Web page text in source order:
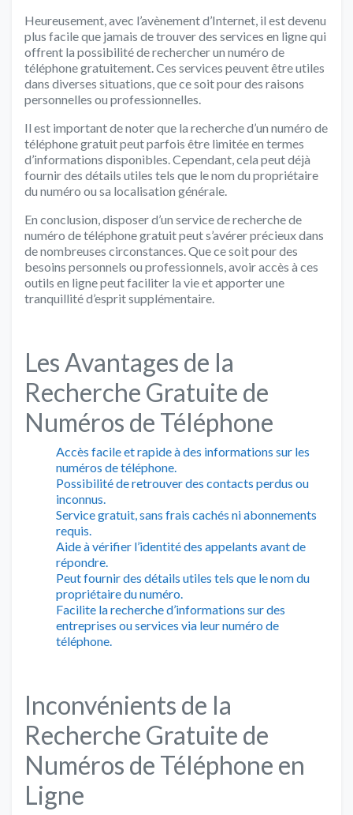
Heureusement, avec l’avènement d’Internet, il est devenu
plus facile que jamais de trouver des services en ligne qui
offrent la possibilité de rechercher un numéro de
téléphone gratuitement. Ces services peuvent être utiles
dans diverses situations, que ce soit pour des raisons
personnelles ou professionnelles.
Il est important de noter que la recherche d’un numéro de
téléphone gratuit peut parfois être limitée en termes
d’informations disponibles. Cependant, cela peut déjà
fournir des détails utiles tels que le nom du propriétaire
du numéro ou sa localisation générale.
En conclusion, disposer d’un service de recherche de
numéro de téléphone gratuit peut s’avérer précieux dans
de nombreuses circonstances. Que ce soit pour des
besoins personnels ou professionnels, avoir accès à ces
outils en ligne peut faciliter la vie et apporter une
tranquillité d’esprit supplémentaire.
Les Avantages de la
Recherche Gratuite de
Numéros de Téléphone
Accès facile et rapide à des informations sur les
numéros de téléphone.
Possibilité de retrouver des contacts perdus ou
inconnus.
Service gratuit, sans frais cachés ni abonnements
requis.
Aide à vérifier l’identité des appelants avant de
répondre.
Peut fournir des détails utiles tels que le nom du
propriétaire du numéro.
Facilite la recherche d’informations sur des
entreprises ou services via leur numéro de
téléphone.
Inconvénients de la
Recherche Gratuite de
Numéros de Téléphone en
Ligne